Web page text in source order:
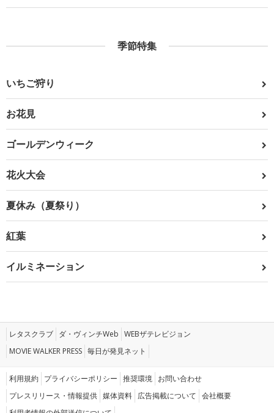
季節特集
いちご狩り
お花見
ゴールデンウィーク
花火大会
夏休み（夏祭り）
紅葉
イルミネーション
レタスクラブ ダ・ヴィンチWeb WEBザテレビジョン
MOVIE WALKER PRESS 毎日が発見ネット
利用規約 プライバシーポリシー 推奨環境 お問い合わせ
プレスリリース・情報提供 媒体資料 広告掲載について 会社概要